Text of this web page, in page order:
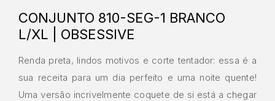
CONJUNTO 810-SEG-1 BRANCO
L/XL | OBSESSIVE
Renda preta, lindos motivos e corte tentador: essa é a
sua receita para um dia perfeito e uma noite quente!
Uma versão incrivelmente coquete de si está a chegar